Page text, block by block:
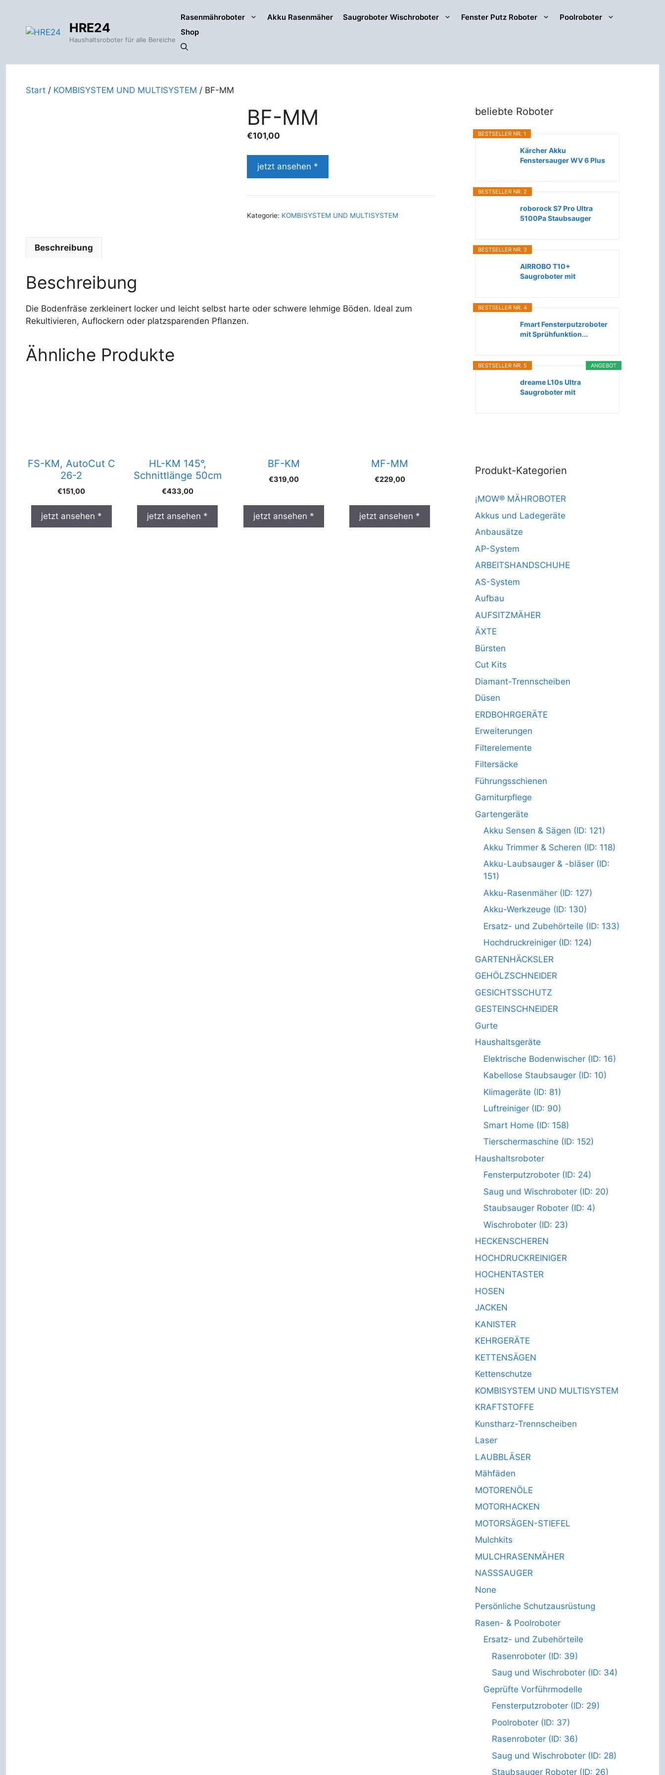
springen
HRE24
Haushaltsroboter für alle Bereiche
Rasenmähroboter Akku Rasenmäher Saugroboter Wischroboter Fenster Putz Roboter
Poolroboter
Shop
Start / KOMBISYSTEM UND MULTISYSTEM / BF-MM
BF-MM
€101,00
jetzt ansehen *
Kategorie: KOMBISYSTEM UND MULTISYSTEM
Beschreibung
Beschreibung
Die Bodenfräse zerkleinert locker und leicht selbst harte oder schwere lehmige Böden. Ideal zum
Rekultivieren, Auflockern oder platzsparenden Pflanzen.
Ähnliche Produkte
FS-KM, AutoCut C
26-2
€151,00
jetzt ansehen *
HL-KM 145°,
Schnittlänge 50cm
€433,00
jetzt ansehen *
BF-KM
€319,00
jetzt ansehen *
MF-MM
€229,00
jetzt ansehen *
beliebte Roboter
BESTSELLER NR. 1
Kärcher Akku
Fenstersauger WV 6 Plus
BESTSELLER NR. 2
roborock S7 Pro Ultra
5100Pa Staubsauger
BESTSELLER NR. 3
AIRROBO T10+
Saugroboter mit
BESTSELLER NR. 4
Fmart Fensterputzroboter
mit Sprühfunktion...
ANGEBOT
BESTSELLER NR. 5
dreame L10s Ultra
Saugroboter mit
Produkt-Kategorien
¡MOW® MÄHROBOTER
Akkus und Ladegeräte
Anbausätze
AP-System
ARBEITSHANDSCHUHE
AS-System
Aufbau
AUFSITZMÄHER
ÄXTE
Bürsten
Cut Kits
Diamant-Trennscheiben
Düsen
ERDBOHRGERÄTE
Erweiterungen
Filterelemente
Filtersäcke
Führungsschienen
Garniturpflege
Gartengeräte
Akku Sensen & Sägen (ID: 121)
Akku Trimmer & Scheren (ID: 118)
Akku-Laubsauger & -bläser (ID:
151)
Akku-Rasenmäher (ID: 127)
Akku-Werkzeuge (ID: 130)
Ersatz- und Zubehörteile (ID: 133)
Hochdruckreiniger (ID: 124)
GARTENHÄCKSLER
GEHÖLZSCHNEIDER
GESICHTSSCHUTZ
GESTEINSCHNEIDER
Gurte
Haushaltsgeräte
Elektrische Bodenwischer (ID: 16)
Kabellose Staubsauger (ID: 10)
Klimageräte (ID: 81)
Luftreiniger (ID: 90)
Smart Home (ID: 158)
Tierschermaschine (ID: 152)
Haushaltsroboter
Fensterputzroboter (ID: 24)
Saug und Wischroboter (ID: 20)
Staubsauger Roboter (ID: 4)
Wischroboter (ID: 23)
HECKENSCHEREN
HOCHDRUCKREINIGER
HOCHENTASTER
HOSEN
JACKEN
KANISTER
KEHRGERÄTE
KETTENSÄGEN
Kettenschutze
KOMBISYSTEM UND MULTISYSTEM
KRAFTSTOFFE
Kunstharz-Trennscheiben
Laser
LAUBBLÄSER
Mähfäden
MOTORENÖLE
MOTORHACKEN
MOTORSÄGEN-STIEFEL
Mulchkits
MULCHRASENMÄHER
NASSSAUGER
None
Persönliche Schutzausrüstung
Rasen- & Poolroboter
Ersatz- und Zubehörteile
Rasenroboter (ID: 39)
Saug und Wischroboter (ID: 34)
Geprüfte Vorführmodelle
Fensterputzroboter (ID: 29)
Poolroboter (ID: 37)
Rasenroboter (ID: 36)
Saug und Wischroboter (ID: 28)
Staubsauger Roboter (ID: 26)